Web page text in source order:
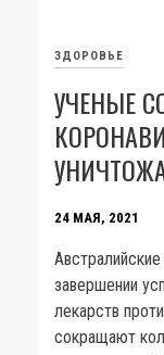
ЗДОРОВЬЕ
УЧЕНЫЕ
24 МАЯ, 2021
завершении
лекарств
сокращают